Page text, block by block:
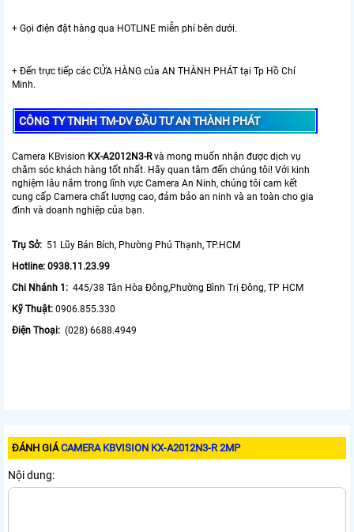
+ Gọi điện đặt hàng qua HOTLINE miễn phí bên dưới.
+ Đến trực tiếp các CỬA HÀNG của AN THÀNH PHÁT tại Tp Hồ Chí
Minh.
CÔNG TY TNHH TM-DV ĐẦU TƯ AN THÀNH PHÁT
Camera KBvision KX-A2012N3-Rvà mong muốn nhận được dịch vụ
chăm sóc khách hàng tốt nhất. Hãy quan tâm đến chúng tôi! Với kinh
nghiệm lâu năm trong lĩnh vực Camera An Ninh, chúng tôi cam kết
cung cấp Camera chất lượng cao, đảm bảo an ninh và an toàn cho gia
đình và doanh nghiệp của bạn.
Trụ Sở: 51 Lũy Bán Bích, Phường Phú Thạnh, TP.HCM
Hotline: 0938.11.23.99
Chi Nhánh 1: 445/38 Tân Hòa Đông,Phường Bình Trị Đông, TP HCM
Kỹ Thuật: 0906.855.330
Điện Thoại: (028) 6688.4949
ĐÁNH GIÁCAMERA KBVISION KX-A2012N3-R 2MP
Nội dung: